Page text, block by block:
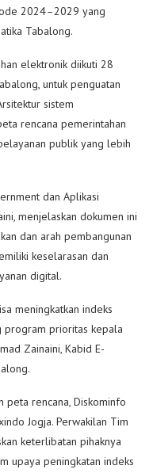
2024–2029 yang
Tabalong.
elektronik diikuti 28
untuk penguatan
sistem
rencana pemerintahan
publik yang lebih
dan Aplikasi
menjelaskan dokumen ini
dan arah pembangunan
keselarasan dan
digital.
meningkatkan indeks
program prioritas kepala
Zainaini, Kabid E-
peta rencana, Diskominfo
Jogja. Perwakilan Tim
keterlibatan pihaknya
upaya peningkatan indeks